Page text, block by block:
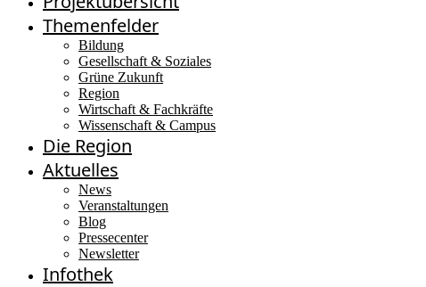
Themenfelder
Bildung
Gesellschaft & Soziales
Grüne Zukunft
Region
Wirtschaft & Fachkräfte
Wissenschaft & Campus
Die Region
Aktuelles
News
Veranstaltungen
Blog
Pressecenter
Newsletter
Infothek